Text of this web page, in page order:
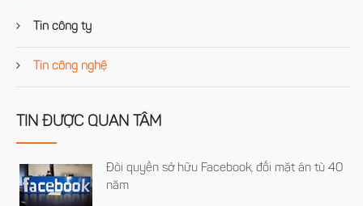
Tin công ty
Tin công nghệ
TIN ĐƯỢC QUAN TÂM
Đòi quyền sở hữu Facebook, đối mặt án tù 40
năm